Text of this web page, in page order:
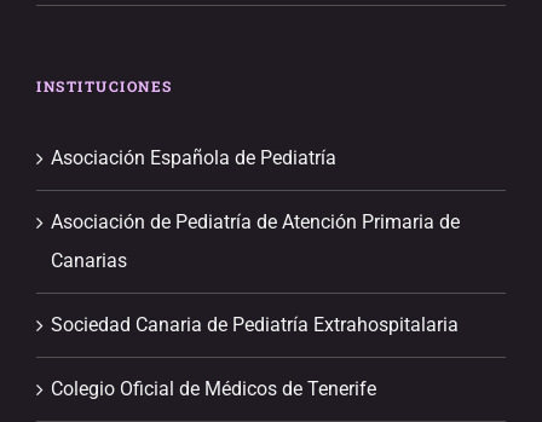
INSTITUCIONES
Asociación Española de Pediatría
Asociación de Pediatría de Atención Primaria de
Canarias
Sociedad Canaria de Pediatría Extrahospitalaria
Colegio Oficial de Médicos de Tenerife